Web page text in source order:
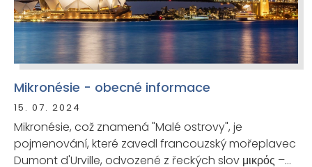
Mikronésie - obecné informace
15. 07. 2024
Mikronésie, což znamená "Malé ostrovy", je
pojmenování, které zavedl francouzský mořeplavec
Dumont d'Urville, odvozené z řeckých slov μικρός –